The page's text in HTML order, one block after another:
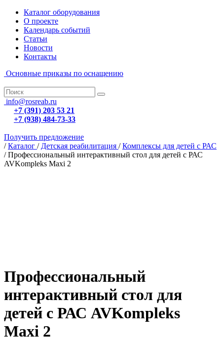
Каталог оборудования
О проекте
Календарь событий
Статьи
Новости
Контакты
Основные приказы по оснащению
info@rosreab.ru
+7 (391) 203 53 21
+7 (938) 484-73-33
Получить предложение
/ Каталог / Детская реабилитация / Комплексы для детей с РАС
/ Профессиональный интерактивный стол для детей с РАС
AVKompleks Maxi 2
Профессиональный
интерактивный стол для
детей с РАС AVKompleks
Maxi 2